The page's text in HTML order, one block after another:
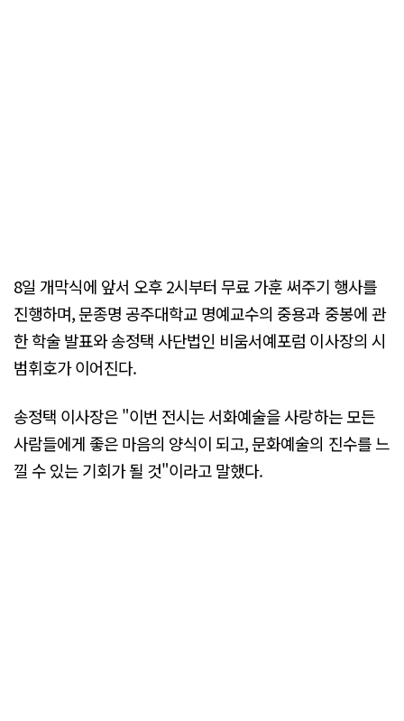
8일 개막식에 앞서 오후 2시부터 무료 가훈 써주기 행사를
진행하며, 문종명 공주대학교 명예교수의 중용과 중봉에 관
한 학술 발표와 송정택 사단법인 비움서예포럼 이사장의 시
범휘호가 이어진다.
송정택 이사장은 "이번 전시는 서화예술을 사랑하는 모든
사람들에게 좋은 마음의 양식이 되고, 문화예술의 진수를 느
낄 수 있는 기회가 될 것"이라고 말했다.